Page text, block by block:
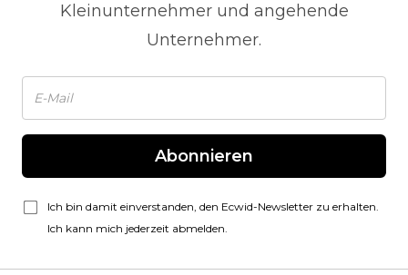
Kleinunternehmer und angehende
Unternehmer.
Abonnieren
Ich bin damit einverstanden, den Ecwid-Newsletter zu erhalten.
Ich kann mich jederzeit abmelden.